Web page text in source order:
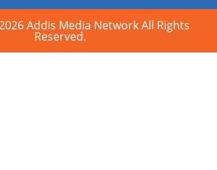
Addis Media Network All Rights
Reserved.